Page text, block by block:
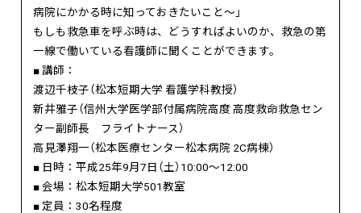
病院にかかる時に知っておきたいこと～」
もしも救急車を呼ぶ時は、どうすればよいのか、救急の第
一線で働いている看護師に聞くことができます。
■ 講師：
渡辺千枝子（松本短期大学 看護学科教授）
新井雅子（信州大学医学部付属病院高度 高度救命救急セン
ター副師長 フライトナース）
高見澤翔一（松本医療センター松本病院 2C病棟）
■ 日時：平成25年9月7日（土）10:00～12:00
■ 会場：松本短期大学501教室
■ 定員：30名程度